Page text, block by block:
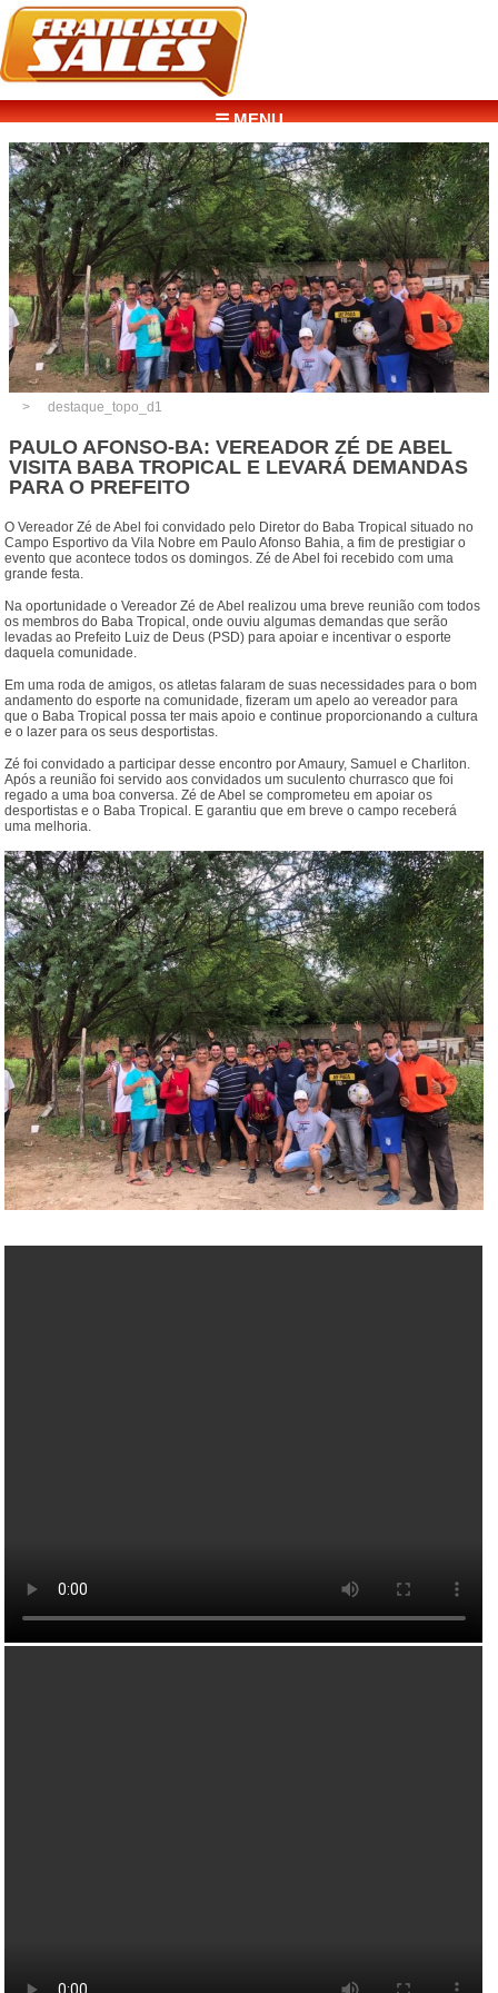
☰ MENU
destaque_topo_d1
PAULO AFONSO-BA: VEREADOR ZÉ DE ABEL
VISITA BABA TROPICAL E LEVARÁ DEMANDAS
PARA O PREFEITO
O Vereador Zé de Abel foi convidado pelo Diretor do Baba Tropical situado no
Campo Esportivo da Vila Nobre em Paulo Afonso Bahia, a fim de prestigiar o
evento que acontece todos os domingos. Zé de Abel foi recebido com uma
grande festa.
Na oportunidade o Vereador Zé de Abel realizou uma breve reunião com todos
os membros do Baba Tropical, onde ouviu algumas demandas que serão
levadas ao Prefeito Luiz de Deus (PSD) para apoiar e incentivar o esporte
daquela comunidade.
Em uma roda de amigos, os atletas falaram de suas necessidades para o bom
andamento do esporte na comunidade, fizeram um apelo ao vereador para
que o Baba Tropical possa ter mais apoio e continue proporcionando a cultura
e o lazer para os seus desportistas.
Zé foi convidado a participar desse encontro por Amaury, Samuel e Charliton.
Após a reunião foi servido aos convidados um suculento churrasco que foi
regado a uma boa conversa. Zé de Abel se comprometeu em apoiar os
desportistas e o Baba Tropical. E garantiu que em breve o campo receberá
uma melhoria.